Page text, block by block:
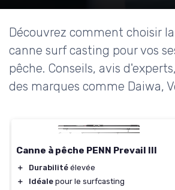
Découvrez comment choisir
canne surf casting pour vos
pêche. Conseils, avis
des marques comme Daiwa,
Canne à pêche PENN Prevail III
＋ Durabilité élevée
＋
Idéale pour le surfcasting